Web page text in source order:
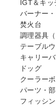
IGT＆キッ
バーナー
焚火台
調理器具
テーブル
キャリー
ドッグ
クーラー
パーツ・
フィッシ